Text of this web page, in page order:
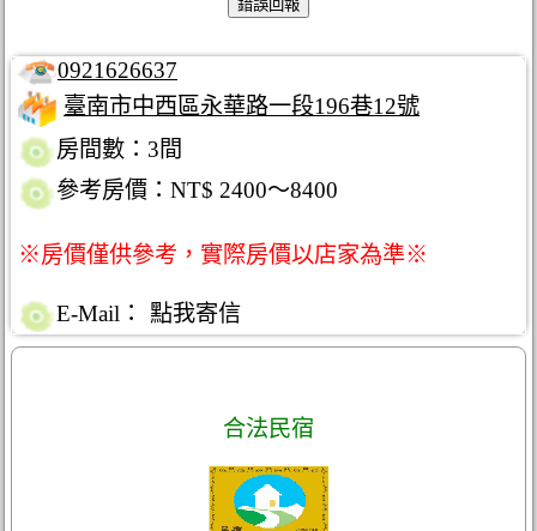
0921626637
臺南市中西區永華路一段196巷12號
房間數：3間
參考房價：NT$ 2400～8400
※房價僅供參考，實際房價以店家為準※
E-Mail： 點我寄信
合法民宿